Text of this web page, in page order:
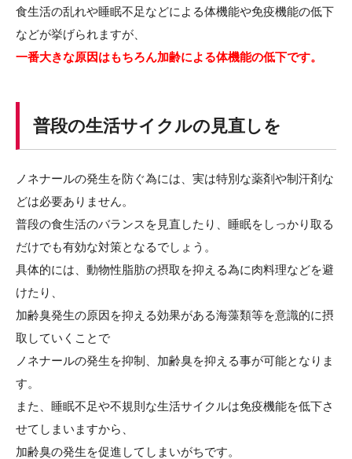
食生活の乱れや睡眠不足などによる体機能や免疫機能の低下
などが挙げられますが、
一番大きな原因はもちろん加齢による体機能の低下です。
普段の生活サイクルの見直しを
ノネナールの発生を防ぐ為には、実は特別な薬剤や制汗剤な
どは必要ありません。
普段の食生活のバランスを見直したり、睡眠をしっかり取る
だけでも有効な対策となるでしょう。
具体的には、動物性脂肪の摂取を抑える為に肉料理などを避
けたり、
加齢臭発生の原因を抑える効果がある海藻類等を意識的に摂
取していくことで
ノネナールの発生を抑制、加齢臭を抑える事が可能となりま
す。
また、睡眠不足や不規則な生活サイクルは免疫機能を低下さ
せてしまいますから、
加齢臭の発生を促進してしまいがちです。